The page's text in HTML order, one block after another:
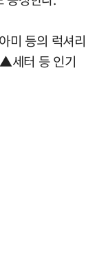
등의 럭셔리
세터 등 인기